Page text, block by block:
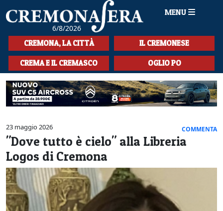
6/8/2026
MENU
HOME
CRONACA
SPORT
LA MUSICA
CULTURA
LA STORIA
SPETTACOLI
L'EDITORIALE
SEZIONI
CREMONA, LA CITTÀ IL CREMONESE
CREMA E IL CREMASCO OGLIO PO
23 maggio 2026 COMMENTA
"Dove tutto è cielo" alla Libreria
Logos di Cremona